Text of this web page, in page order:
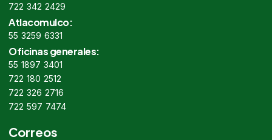
722 342 2429
Atlacomulco:
55 3259 6331
Oficinas generales:
55 1897 3401
722 180 2512
722 326 2716
722 597 7474
Correos